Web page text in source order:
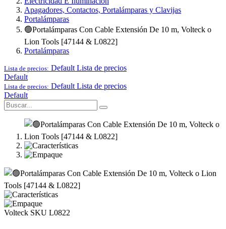
Apagadores, Contactos, Portalámparas y Clavijas
Portalámparas
🟢Portalámparas Con Cable Extensión De 10 m, Volteck o
Lion Tools [47144 & L0822]
Portalámparas
Lista de precios: Default Lista de precios
Default
Lista de precios: Default Lista de precios
Default
Volteck SKU L0822